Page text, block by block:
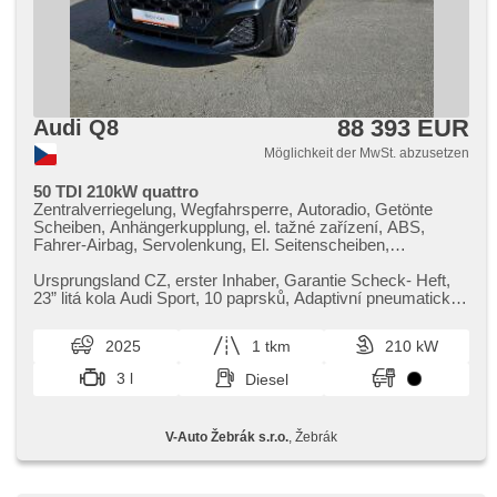
Audi Q8 88 393 EUR
Möglichkeit der MwSt. abzusetzen
50 TDI 210kW quattro
Zentralverriegelung, Wegfahrsperre, Autoradio, Getönte
Scheiben, Anhängerkupplung, el. tažné zařízení, ABS,
Fahrer-Airbag, Servolenkung, El. Seitenscheiben,
Klimaautomatik, Klimaanlage, Navigation, hands free,
Elektronisches Stabilitätsprogramm (ESP), Antrieb 4x4,
Antriebsschlupfregelung (ASR), parkovací senzory přední,
parkovací senzory zadní, Tempomat, Lenkrad einstellbar,
Dachträger, Scheibenwischersensor, Multifunktionslenkrad,
Heck LED Leuchte, Heckscheibenwischer, Lichtsensor,
Rücksitzbank, starten per Taste, Standheizung,
Standheizung mit Zeitvorwärmer, Parkassistent, Adaptive
Ursprungsland CZ,​ erster Inhaber,​ Garantie Scheck​- Heft,​
23” litá kola Audi Sport,​ 10 paprsků,​ Adaptivní pneumatický
2025 1 tkm
210 kW
3 l
Diesel
V-Auto Žebrák s.r.o. , Žebrák